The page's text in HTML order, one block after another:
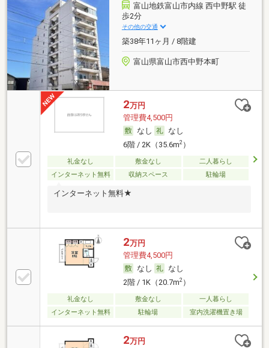
富山地鉄富山市内線 西中野駅 徒
歩2分
その他の交通
築38年11ヶ月 / 8階建
富山県富山市西中野本町
2万円
管理費4,500円
なし
なし
6階 / 2K（35.6m2）
礼金なし 敷金なし
二人暮らし
インターネット無料
収納スペース 駐輪場
インターネット無料★
2万円
管理費4,500円
なし
なし
2階 / 1K（20.7m2）
礼金なし 敷金なし
一人暮らし
インターネット無料
駐輪場 室内洗濯機置き場
2万円